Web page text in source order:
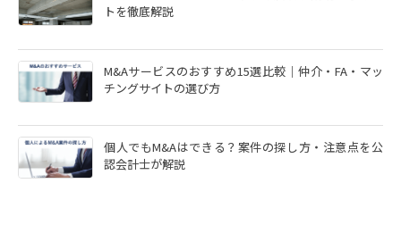
トを徹底解説
M&Aサービスのおすすめ15選比較｜仲介・FA・マッ
チングサイトの選び方
個人でもM&Aはできる？案件の探し方・注意点を公
認会計士が解説